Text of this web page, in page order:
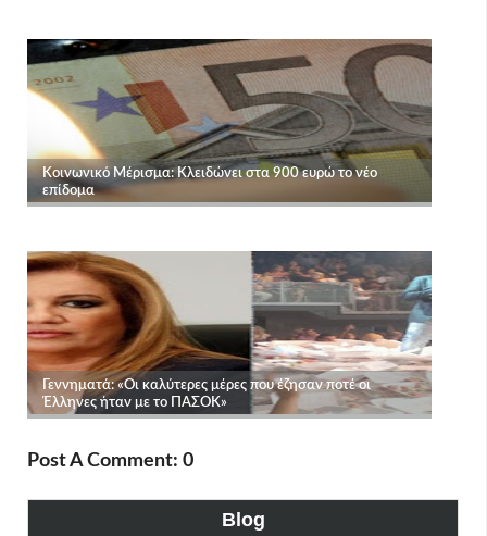
Post A Comment: 0
Blog